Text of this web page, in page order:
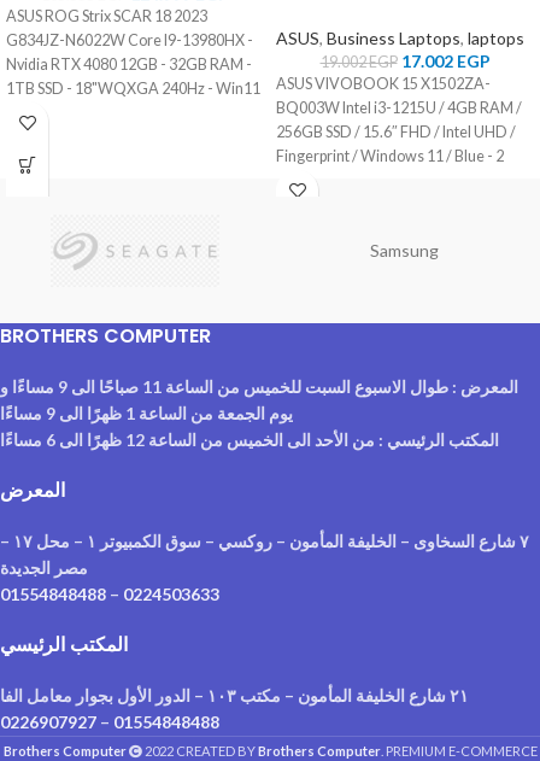
ASUS ROG Strix SCAR 18 2023
G834JZ-N6022W Core I9-13980HX -
Nvidia RTX 4080 12GB - 32GB RAM -
1TB SSD - 18"WQXGA 240Hz - Win11
ASUS, Business Laptops, laptops
19.002EGP 17.002 EGP
ASUS VIVOBOOK 15 X1502ZA-
BQ003W Intel i3-1215U / 4GB RAM /
256GB SSD / 15.6″ FHD / Intel UHD /
Fingerprint / Windows 11 / Blue - 2
Years Warranty
Samsung
BROTHERS COMPUTER
المعرض : طوال الاسبوع السبت للخميس من الساعة 11 صباحًا الى 9 مساءًا و
يوم الجمعة من الساعة 1 ظهرًا الى 9 مساءًا
المكتب الرئيسي : من الأحد الى الخميس من الساعة 12 ظهرًا الى 6 مساءًا
المعرض
٧ شارع السخاوى – الخليفة المأمون – روكسي – سوق الكمبيوتر ١ – محل ١٧ –
مصر الجديدة
01554848488 – 0224503633
المكتب الرئيسي
٢١ شارع الخليفة المأمون – مكتب ١٠٣ – الدور الأول بجوار معامل الفا
0226907927 – 01554848488
Brothers Computer 2022 CREATED BYBrothers Computer. PREMIUM E-COMMERCE